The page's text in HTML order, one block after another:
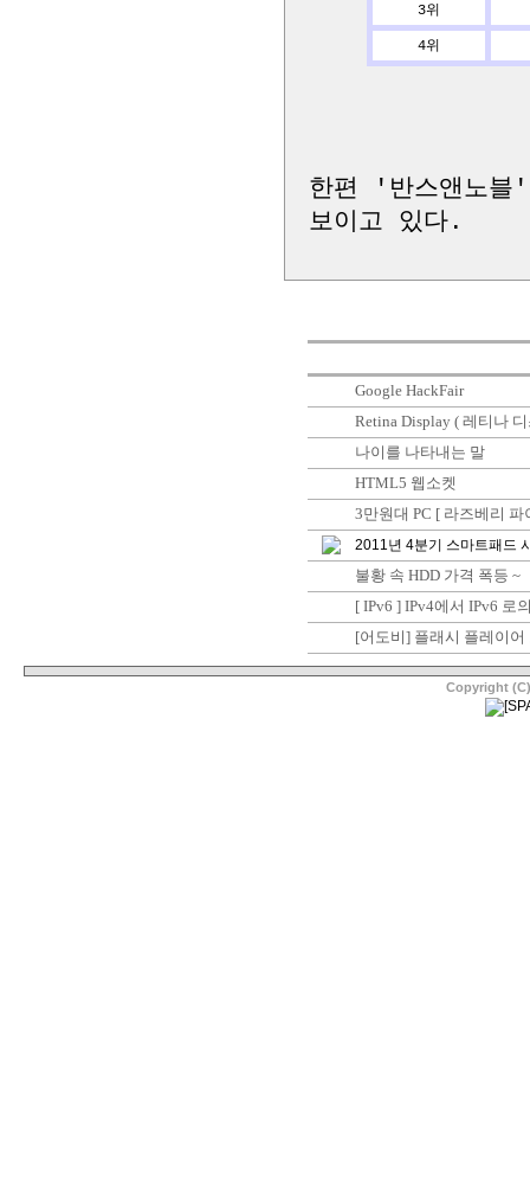
3위
4위
한편 '반스앤노
보이고 있다.
Google HackFair
Retina Display ( 레티나
나이를 나타내는 말
HTML5 웹소켓
3만원대 PC [ 라즈베리 파
2011년 4분기 스마트패드
불황 속 HDD 가격 폭등 ~
[ IPv6 ] IPv4에서 IPv6 로
[어도비] 플래시 플레이어
Copyright